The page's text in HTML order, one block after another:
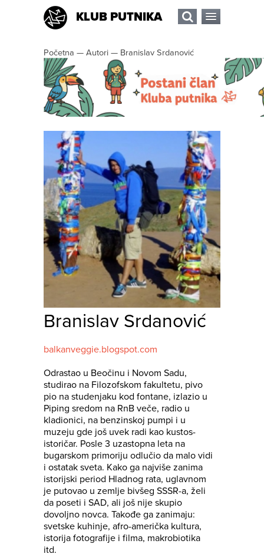
KLUB PUTNIKA
Početna — Autori — Branislav Srdanović
Branislav Srdanović
balkanveggie.blogspot.com
Odrastao u Beočinu i Novom Sadu,
studirao na Filozofskom fakultetu, pivo
pio na studenjaku kod fontane, izlazio u
Piping sredom na RnB veče, radio u
kladionici, na benzinskoj pumpi i u
muzeju gde još uvek radi kao kustos-
istoričar. Posle 3 uzastopna leta na
bugarskom primoriju odlučio da malo vidi
i ostatak sveta. Kako ga najviše zanima
istorijski period Hladnog rata, uglavnom
je putovao u zemlje bivšeg SSSR-a, želi
da poseti i SAD, ali još nije skupio
dovoljno novca. Takođe ga zanimaju:
svetske kuhinje, afro-američka kultura,
istorija fotografije i filma, makrobiotika
itd.